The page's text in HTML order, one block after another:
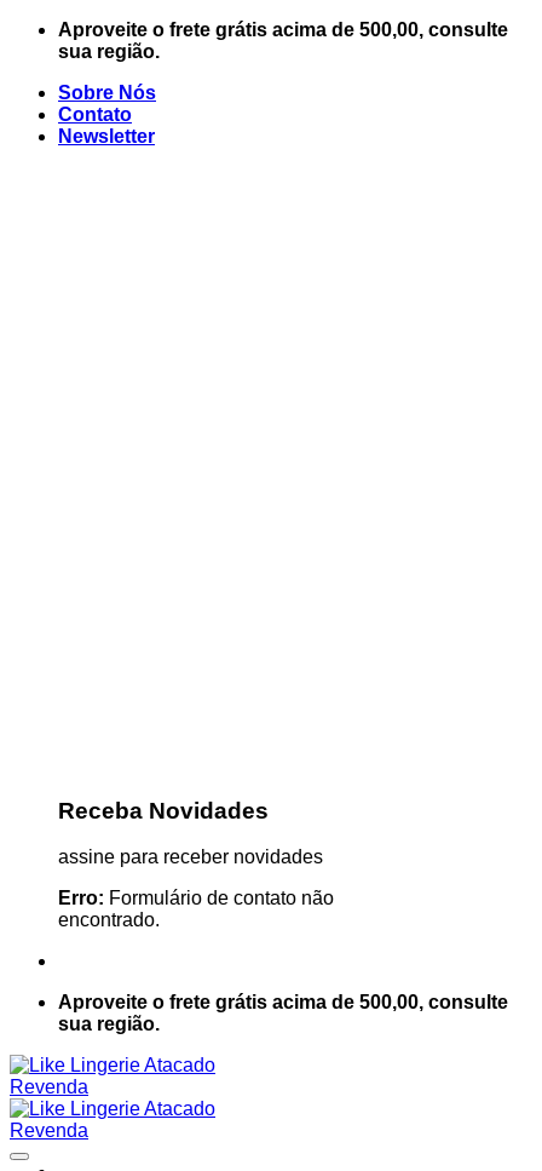
Skip
Aproveite o frete grátis acima de 500,00, consulte
sua região.
Sobre Nós
Contato
Newsletter
Receba Novidades
assine para receber novidades
Erro: Formulário de contato não
encontrado.
Aproveite o frete grátis acima de 500,00, consulte
sua região.